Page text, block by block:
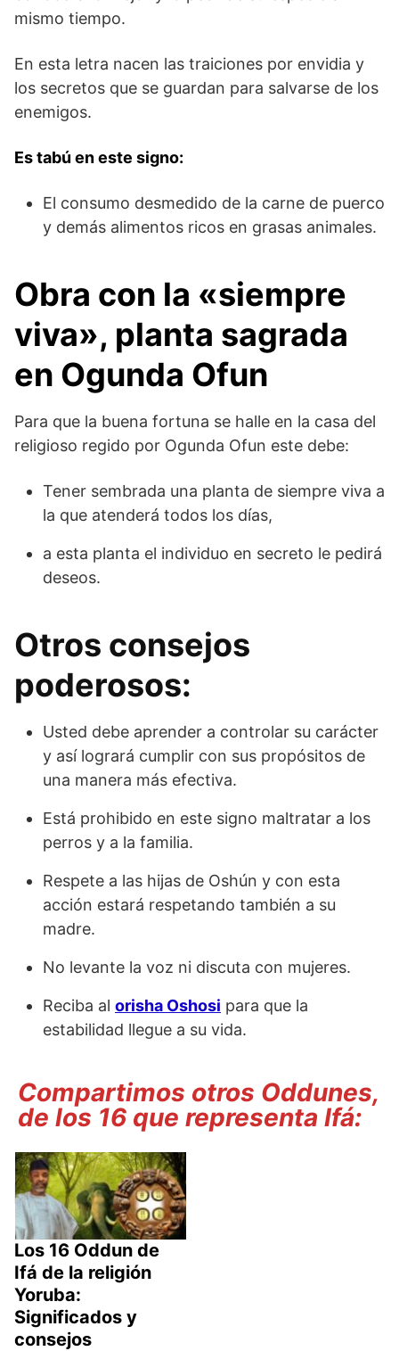
mismo tiempo.
En esta letra nacen las traiciones por envidia y
los secretos que se guardan para salvarse de los
enemigos.
Es tabú en este signo:
El consumo desmedido de la carne de puerco
y demás alimentos ricos en grasas animales.
Obra con la «siempre
viva», planta sagrada
en Ogunda Ofun
Para que la buena fortuna se halle en la casa del
religioso regido por Ogunda Ofun este debe:
Tener sembrada una planta de siempre viva a
la que atenderá todos los días,
a esta planta el individuo en secreto le pedirá
deseos.
Otros consejos
poderosos:
Usted debe aprender a controlar su carácter
y así logrará cumplir con sus propósitos de
una manera más efectiva.
Está prohibido en este signo maltratar a los
perros y a la familia.
Respete a las hijas de Oshún y con esta
acción estará respetando también a su
madre.
No levante la voz ni discuta con mujeres.
Reciba al orisha Oshosi para que la
estabilidad llegue a su vida.
Compartimos otros Oddunes,
de los 16 que representa Ifá:
Los 16 Oddun de
Ifá de la religión
Yoruba:
Significados y
consejos